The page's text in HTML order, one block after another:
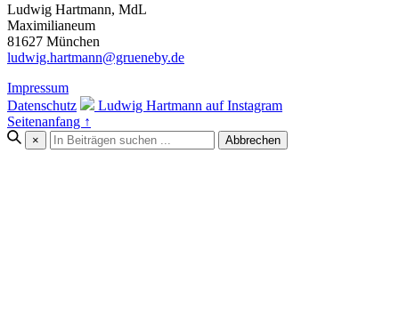
Ludwig Hartmann, MdL
Maximilianeum
81627 München
ludwig.hartmann@grueneby.de
Impressum
Datenschutz
Ludwig Hartmann auf Instagram
Seitenanfang ↑
× Abbrechen